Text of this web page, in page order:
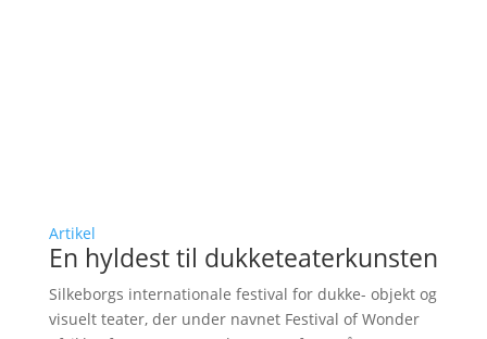
Artikel
En hyldest til dukketeaterkunsten
Silkeborgs internationale festival for dukke- objekt og
visuelt teater, der under navnet Festival of Wonder